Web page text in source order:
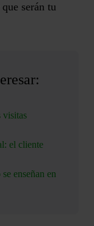
serán tu
visitas
el cliente
enseñan en